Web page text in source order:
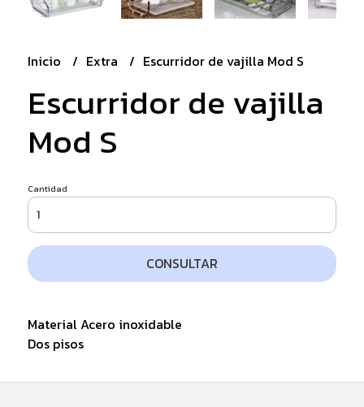
Inicio Extra Escurridor de vajilla Mod S
Escurridor de vajilla
Mod S
Cantidad
CONSULTAR
Material Acero inoxidable
Dos pisos